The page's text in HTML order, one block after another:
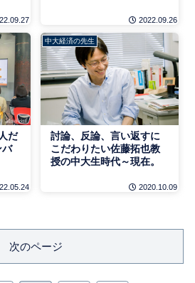
2022.09.26
だ
バ
中大経済の先生
討論、反論、言い返すに
こだわりたい佐藤拓也教
授の中大生時代～現在。
2020.10.09
次のページ